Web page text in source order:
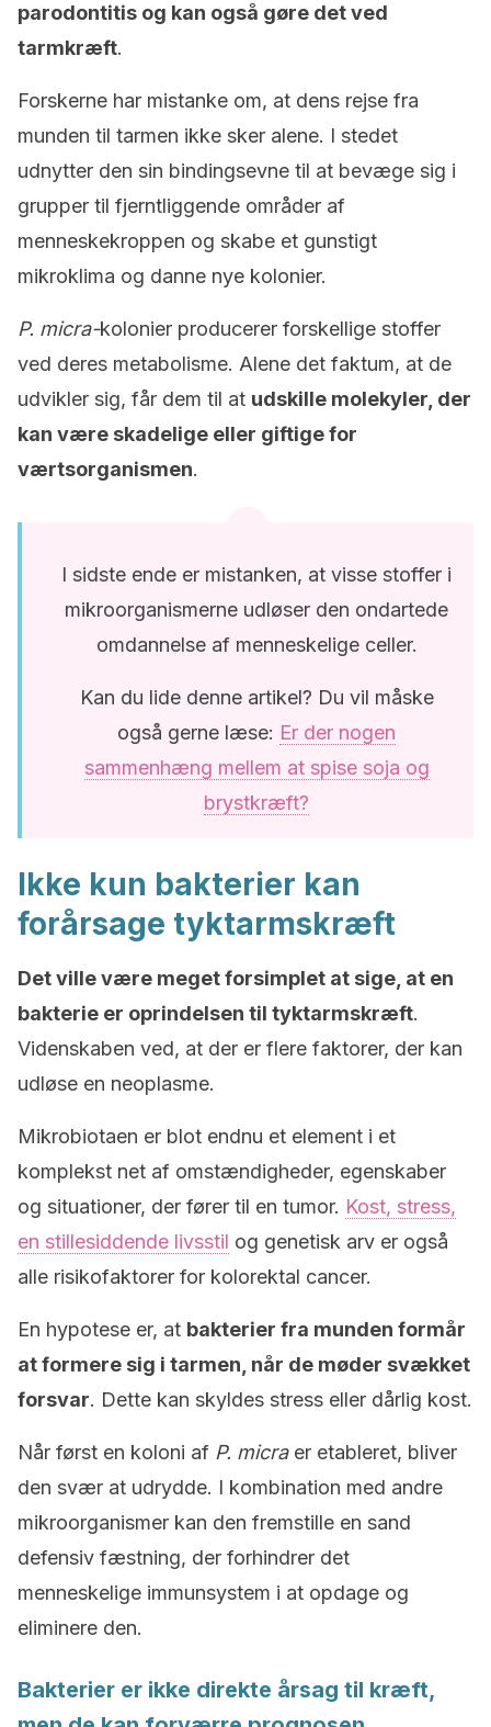
parodontitis og kan også gøre det ved
tarmkræft.
Forskerne har mistanke om, at dens rejse fra
munden til tarmen ikke sker alene. I stedet
udnytter den sin bindingsevne til at bevæge sig i
grupper til fjerntliggende områder af
menneskekroppen og skabe et gunstigt
mikroklima og danne nye kolonier.
P. micra-kolonier producerer forskellige stoffer
ved deres metabolisme. Alene det faktum, at de
udvikler sig, får dem til at udskille molekyler, der
kan være skadelige eller giftige for
værtsorganismen.
I sidste ende er mistanken, at visse stoffer i
mikroorganismerne udløser den ondartede
omdannelse af menneskelige celler.
Kan du lide denne artikel? Du vil måske
også gerne læse: Er der nogen
sammenhæng mellem at spise soja og
brystkræft?
Ikke kun bakterier kan
forårsage tyktarmskræft
Det ville være meget forsimplet at sige, at en
bakterie er oprindelsen til tyktarmskræft.
Videnskaben ved, at der er flere faktorer, der kan
udløse en neoplasme.
Mikrobiotaen er blot endnu et element i et
komplekst net af omstændigheder, egenskaber
og situationer, der fører til en tumor. Kost, stress,
en stillesiddende livsstil og genetisk arv er også
alle risikofaktorer for kolorektal cancer.
En hypotese er, at bakterier fra munden formår
at formere sig i tarmen, når de møder svækket
forsvar. Dette kan skyldes stress eller dårlig kost.
Når først en koloni af P. micraer etableret, bliver
den svær at udrydde. I kombination med andre
mikroorganismer kan den fremstille en sand
defensiv fæstning, der forhindrer det
menneskelige immunsystem i at opdage og
eliminere den.
Bakterier er ikke direkte årsag til kræft,